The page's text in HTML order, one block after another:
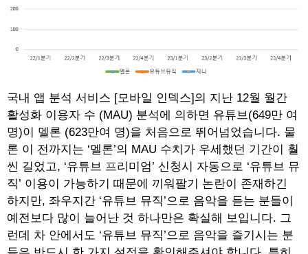
국내 앱 분석 서비스 [모바일 인덱스]의 지난 12월 월간
활성화 이용자 수 (MAU) 분석에 의하면 유튜브(649만 여
명)이 멜론 (623만여 명)을 처음으로 뛰어넘었습니다. 물
론 이 전까지는 ‘멜론’의 MAU 수치가 우세했던 기간이 훨
씬 길었고, ‘유튜브 프리미엄’ 신청시 자동으로 ‘유튜브 뮤
직’ 이용이 가능하기 때문에 끼워팔기 논란이 존재하긴
하지만, 좌우지간 ‘유튜브 뮤직’으로 음악을 듣는 분들이
예전보다 많이 늘어난 것 하나만은 확실해 보입니다. 그
런데 차 안에서도 ‘유튜브 뮤직’으로 음악을 즐기시는 분